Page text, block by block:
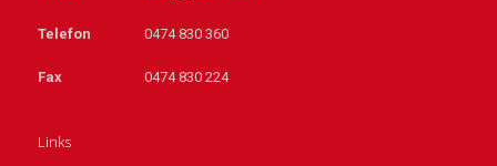
Telefon 0474 830 360
Fax 0474 830 224
Links